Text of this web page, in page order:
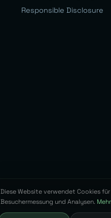
Responsible Disclosure
Diese Website verwendet Cookies für
Besuchermessung und Analysen.